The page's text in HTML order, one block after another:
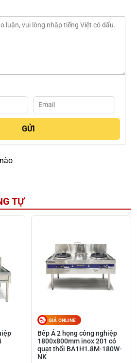
TỰ
GIÁ ONLINE
Bếp Á 2 họng công nghiệp
1800x800mm inox 201 có
quạt thổi BA1H1.8M-180W-
NK